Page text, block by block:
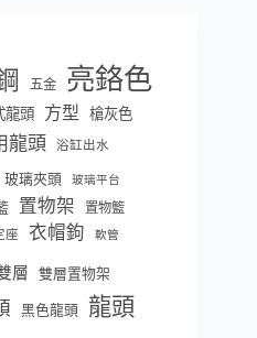
五金 亮鉻色
龍頭 方型
槍灰色
龍頭 浴缸出水
玻璃夾頭 玻璃平台
置物架
置物籃
座 衣帽鉤 軟管
層 雙層置物架
黑色龍頭 龍頭